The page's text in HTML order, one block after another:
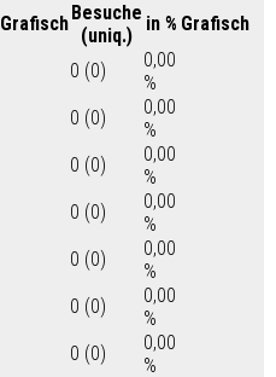
GrafischBesuche
(uniq.)
in % Grafisch
0 (0)
0,00
%
0 (0)
0,00
%
0 (0)
0,00
%
0 (0)
0,00
%
0 (0)
0,00
%
0 (0)
0,00
%
0 (0)
0,00
%